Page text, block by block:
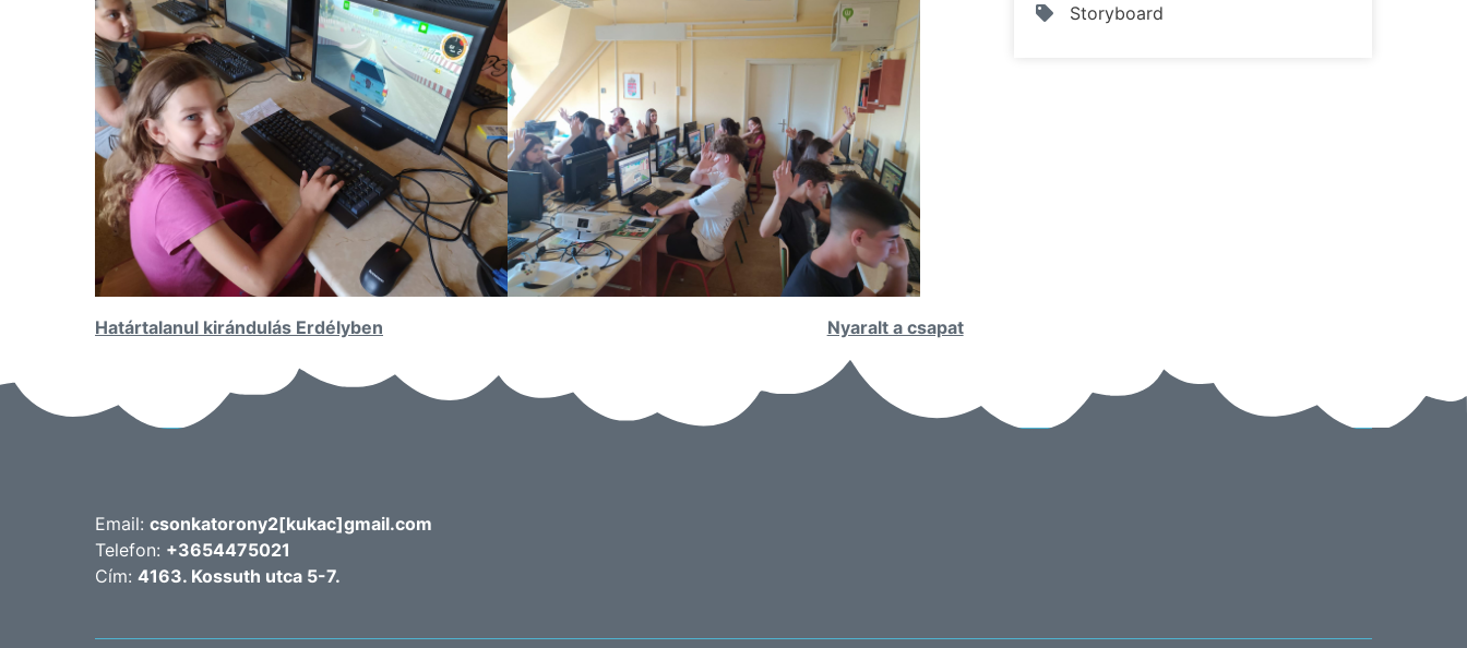
Bejegyzés
Határtalanul kirándulás Erdélyben Nyaralt a csapat
Storyboard
Email: csonkatorony2[kukac]gmail.com
Telefon: +3654475021
Cím: 4163. Kossuth utca 5-7.